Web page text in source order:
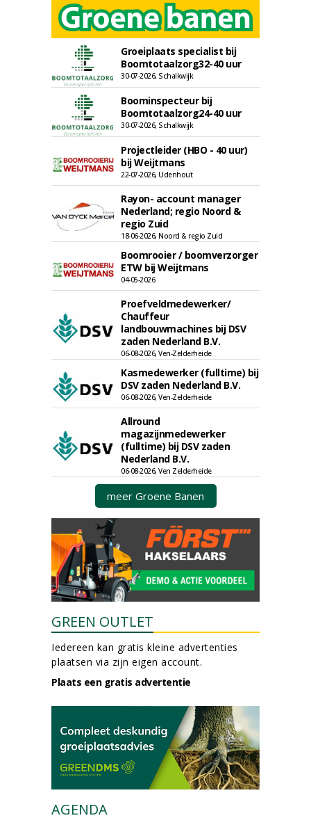
Groeiplaats specialist bij
Boomtotaalzorg32-40 uur
30-07-2026, Schalkwijk
Boominspecteur bij
Boomtotaalzorg24-40 uur
30-07-2026, Schalkwijk
Projectleider (HBO - 40 uur)
bij Weijtmans
22-07-2026, Udenhout
Rayon- account manager
Nederland; regio Noord &
regio Zuid
18-06-2026, Noord & regio Zuid
Boomrooier / boomverzorger
ETW bij Weijtmans
04-05-2026
Proefveldmedewerker/
Chauffeur
landbouwmachines bij DSV
zaden Nederland B.V.
06-08-2026, Ven-Zelderheide
Kasmedewerker (fulltime) bij
DSV zaden Nederland B.V.
06-08-2026, Ven-Zelderheide
Allround
magazijnmedewerker
(fulltime) bij DSV zaden
Nederland B.V.
06-08-2026, Ven Zelderheide
meer Groene Banen
GREEN OUTLET
Iedereen kan gratis kleine advertenties
plaatsen via zijn eigen account.
Plaats een gratis advertentie
AGENDA